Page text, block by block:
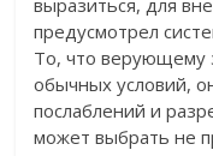
предусмотрел
То, что верующему
обычных условий,
послаблений и
может выбрать не